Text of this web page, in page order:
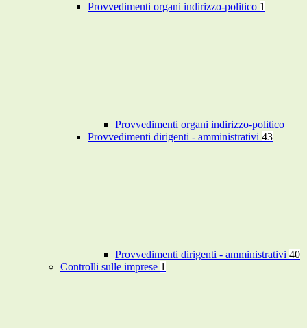
Provvedimenti organi indirizzo-politico 1
Provvedimenti organi indirizzo-politico
Provvedimenti dirigenti - amministrativi 43
Provvedimenti dirigenti - amministrativi 40
Controlli sulle imprese 1